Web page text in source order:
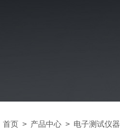
首页 > 产品中心 > 电子测试仪器